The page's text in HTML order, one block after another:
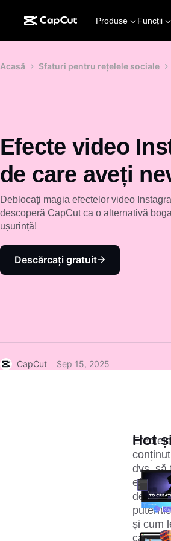
Produse Funcții
Acasă Sfaturi pentru rețelele sociale
Efecte video
de care aveți
Deblocați magia efectelor video
descoperă CapCut ca o alternativă
ușurință!
Descărcați gratuit
CapCut Sep 15, 2025
dvs. să
de a fi
și cum
care
Hot